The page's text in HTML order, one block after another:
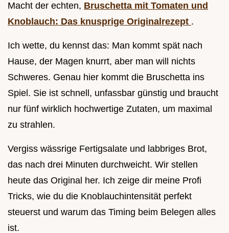
Macht der echten, Bruschetta mit Tomaten und
Knoblauch: Das knusprige Originalrezept .
Ich wette, du kennst das: Man kommt spät nach
Hause, der Magen knurrt, aber man will nichts
Schweres. Genau hier kommt die Bruschetta ins
Spiel. Sie ist schnell, unfassbar günstig und braucht
nur fünf wirklich hochwertige Zutaten, um maximal
zu strahlen.
Vergiss wässrige Fertigsalate und labbriges Brot,
das nach drei Minuten durchweicht. Wir stellen
heute das Original her. Ich zeige dir meine Profi
Tricks, wie du die Knoblauchintensität perfekt
steuerst und warum das Timing beim Belegen alles
ist.